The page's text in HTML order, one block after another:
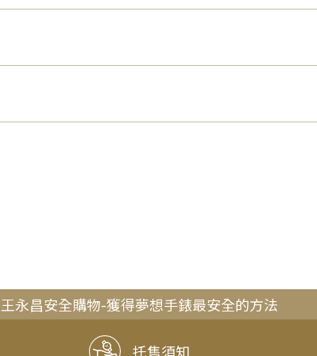
王永昌安全購物-獲得夢想手錶最安全的方法
托售須知